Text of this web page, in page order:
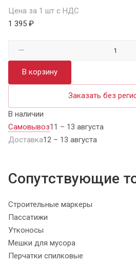
Цена за 1 шт с НДС
1 395 ₽
В корзину
Заказать без
В наличии
Самовывоз11 – 13 августа
Доставка12 – 13 августа
Сопутствующие
Строительные маркеры
Пассатижи
Утконосы
Мешки для мусора
Перчатки спилковые